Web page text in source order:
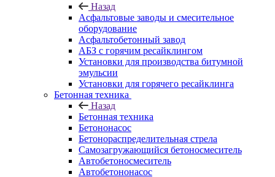
Назад
Асфальтовые заводы и смесительное
оборудование
Асфальтобетонный завод
АБЗ с горячим ресайклингом
Установки для производства битумной
эмульсии
Установки для горячего ресайклинга
Бетонная техника
Назад
Бетонная техника
Бетононасос
Бетонораспределительная стрела
Самозагружающийся бетоносмеситель
Автобетоносмеситель
Автобетононасос